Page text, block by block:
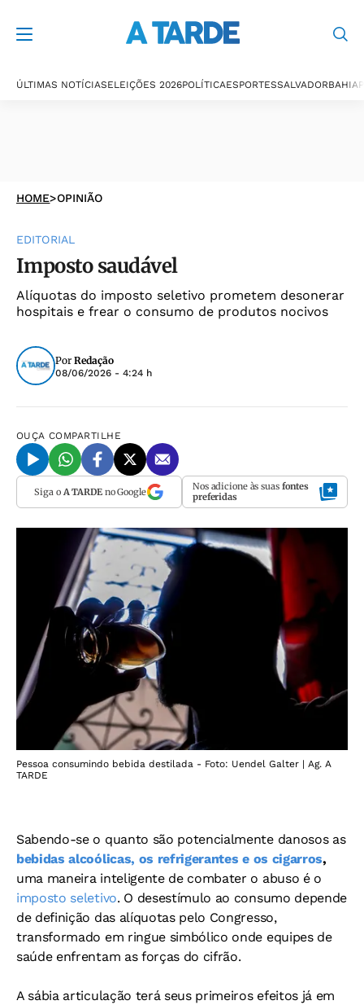
ÚLTIMAS NOTÍCIASELEIÇÕES 2026POLÍTICAESPORTESSALVADORBAHIA
HOME>OPINIÃO
EDITORIAL
Imposto saudável
Alíquotas do imposto seletivo prometem desonerar
hospitais e frear o consumo de produtos nocivos
Por Redação
08/06/2026 - 4:24 h
OUÇA COMPARTILHE
Siga o A TARDEno Google Nos adicione às suas fontes
preferidas
Pessoa consumindo bebida destilada - Foto: Uendel Galter | Ag. A
TARDE
Sabendo-se o quanto são potencialmente danosos as
bebidas alcoólicas, os refrigerantes e os cigarros,
uma maneira inteligente de combater o abuso é o
imposto seletivo. O desestímulo ao consumo depende
de definição das alíquotas pelo Congresso,
transformado em ringue simbólico onde equipes de
saúde enfrentam as forças do cifrão.
A sábia articulação terá seus primeiros efeitos já em